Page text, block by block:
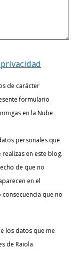
de carácter
formulario
en la Nube
personales que
en este blog.
de que no
en el
que no
los datos que me
de Raiola